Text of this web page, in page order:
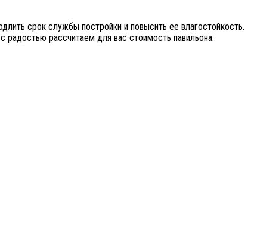
срок службы постройки и повысить ее влагостойкость.
радостью рассчитаем для вас стоимость павильона.